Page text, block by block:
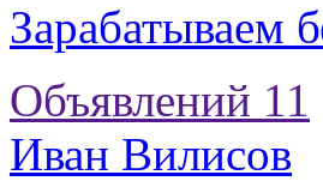
Зарабатываем
Объявлений 11
Иван Вилисов